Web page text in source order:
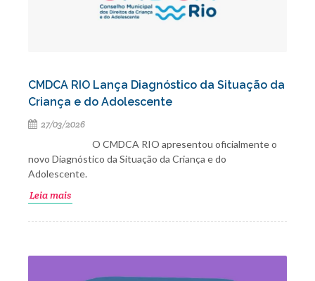
CMDCA RIO Lança Diagnóstico da Situação da
Criança e do Adolescente
27/03/2026
O CMDCA RIO apresentou oficialmente o
novo Diagnóstico da Situação da Criança e do
Adolescente.
Leia mais